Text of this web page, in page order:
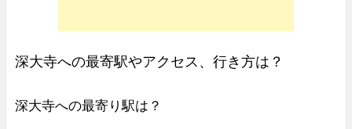
深大寺への最寄駅やアクセス、行き方は？
深大寺への最寄り駅は？